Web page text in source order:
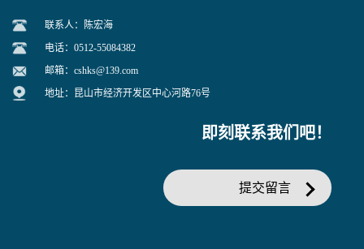
联系人：陈宏海
电话：0512-55084382
邮箱： cshks@139.com
地址：昆山市经济开发区中心河路76号
即刻联系我们吧！
提交留言